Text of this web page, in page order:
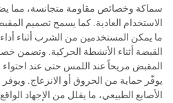
سماكة وخصائص مقاومة متجانسة، مما
الاستخدام العادية. كما يسمح تصميم
ما يمكن المستخدمين من الشرب أثناء
القبضة أثناء الأنشطة الحركية. وتضمن
المقبض مريحاً عند اللمس حتى عند
يوفّر حماية من الحروق أو الانزعاج.
الأصابع الطبيعي، ما يقلل من الإجهاد